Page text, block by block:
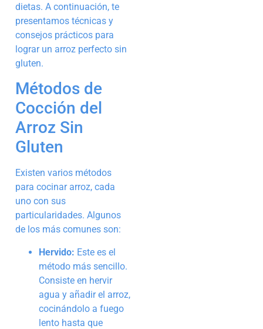
dietas. A continuación, te
presentamos técnicas y
consejos prácticos para
lograr un arroz perfecto sin
gluten.
Métodos de
Cocción del
Arroz Sin
Gluten
Existen varios métodos
para cocinar arroz, cada
uno con sus
particularidades. Algunos
de los más comunes son:
Hervido: Este es el
método más sencillo.
Consiste en hervir
agua y añadir el arroz,
cocinándolo a fuego
lento hasta que